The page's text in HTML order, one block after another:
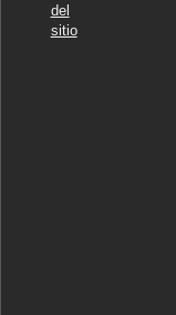
del
sitio